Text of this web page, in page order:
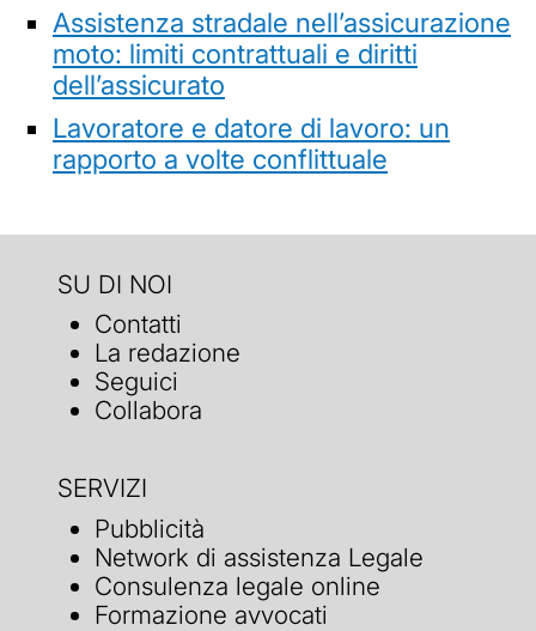
Assistenza stradale nell’assicurazione
moto: limiti contrattuali e diritti
dell’assicurato
Lavoratore e datore di lavoro: un
rapporto a volte conflittuale
SU DI NOI
Contatti
La redazione
Seguici
Collabora
SERVIZI
Pubblicità
Network di assistenza Legale
Consulenza legale online
Formazione avvocati